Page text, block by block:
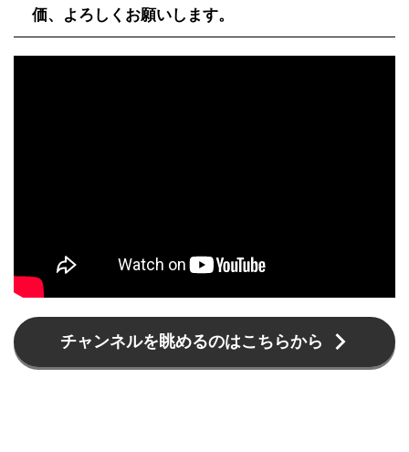
価、よろしくお願いします。
チャンネルを眺めるのはこちらから